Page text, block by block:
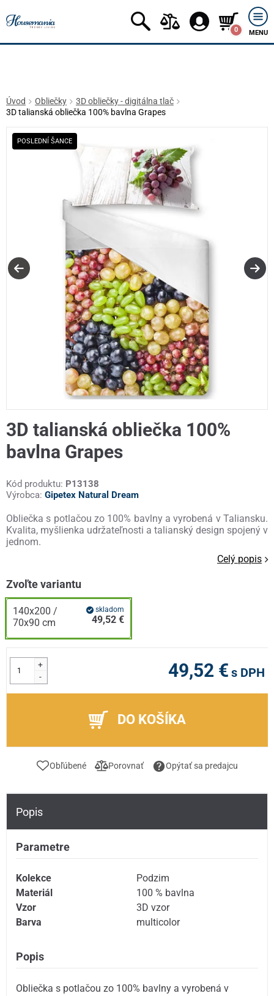
0 MENU
Úvod Obliečky
3D obliečky - digitálna tlač
3D talianská obliečka 100% bavlna Grapes
POSLEDNÍ ŠANCE
3D talianská obliečka 100%
bavlna Grapes
Kód produktu: P13138
Výrobca: Gipetex Natural Dream
Obliečka s potlačou zo 100% bavlny a vyrobená v Taliansku.
Kvalita, myšlienka udržateľnosti a talianský design spojený v
jednom.
Celý popis
Zvoľte variantu
140x200 /
70x90 cm
skladom
49,52 €
+
-
49,52 € s DPH
DO KOŠÍKA
Obľúbené Porovnať Opýtať sa predajcu
Popis
Parametre
Kolekce
Podzim
Materiál
100 % bavlna
Vzor
3D vzor
Barva
multicolor
Popis
Obliečka s potlačou zo 100% bavlny a vyrobená v